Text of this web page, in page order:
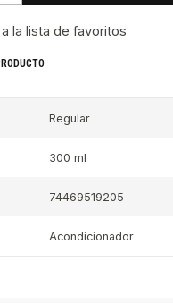
la lista de favoritos
Regular
300 ml
74469519205
Acondicionador